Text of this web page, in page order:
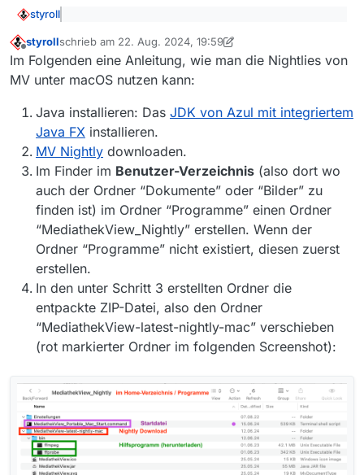
styroll
sollten funktionieren, ein integriertes JavaFX
“sollte” nicht notwendig sein.
Nur zur Info: Ich hab eben die neueste Nightly installiert,
die ja Java 21 benötigt, und hab wiederum das
Azulinstalliert.
(“JDK FX”):
Das Liberica JDK hab ich nicht getestet.
Offline
styrollschrieb am 22. Aug. 2024, 19:59
zuletzt editiert von styroll
Im Folgenden eine Anleitung, wie man die Nightlies von
MV unter macOS nutzen kann:
Java installieren: Das JDK von Azul mit integriertem
Java FX installieren.
MV Nightly downloaden.
Im Finder im Benutzer-Verzeichnis (also dort wo
auch der Ordner “Dokumente” oder “Bilder” zu
finden ist) im Ordner “Programme” einen Ordner
“MediathekView_Nightly” erstellen. Wenn der
Ordner “Programme” nicht existiert, diesen zuerst
erstellen.
In den unter Schritt 3 erstellten Ordner die
entpackte ZIP-Datei, also den Ordner
“MediathekView-latest-nightly-mac” verschieben
(rot markierter Ordner im folgenden Screenshot):